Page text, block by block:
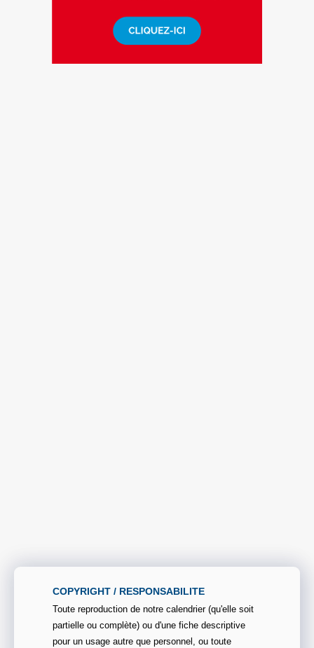
COPYRIGHT / RESPONSABILITE
Toute reproduction de notre calendrier (qu'elle soit
partielle ou complète) ou d'une fiche descriptive
pour un usage autre que personnel, ou toute